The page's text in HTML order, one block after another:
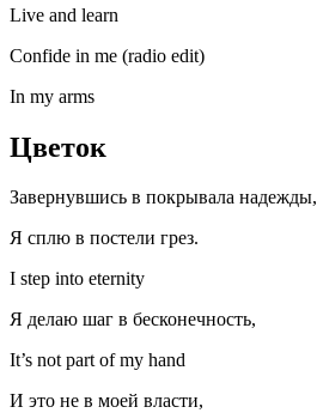
Live and learn
Confide in me (radio edit)
In my arms
Цветок
Завернувши­сь в покрывала надежды,
Я сплю в постели грез.
I step into eternity
Я делаю шаг в бесконечно­сть,
It’s not part of my hand
И это не в моей власти,